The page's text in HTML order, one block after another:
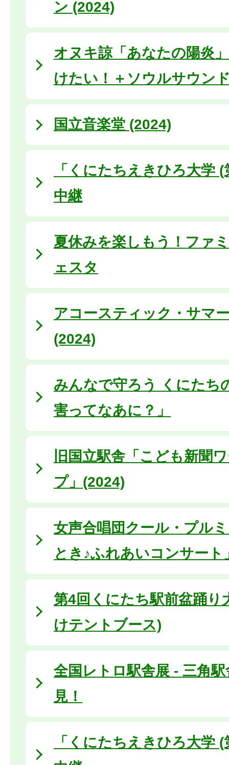
ン (2024)
オヌキ諒「あなたの陽炎
けたい！＋ソウルサウン
国立音楽堂 (2024)
「くにたちえきひろ大学
中継
夏休みを楽しもう！ファ
ェスタ
アコースティック・サマ
(2024)
みんなで守ろう くにたち
害ってなあに？」
旧国立駅舎「こども新聞
プ」(2024)
女声合唱団クール・プル
とき♪ふれあいコンサート
第4回くにたち駅前盆踊り
けテントブース)
全国レトロ駅舎展 - 三角
見！
「くにたちえきひろ大学